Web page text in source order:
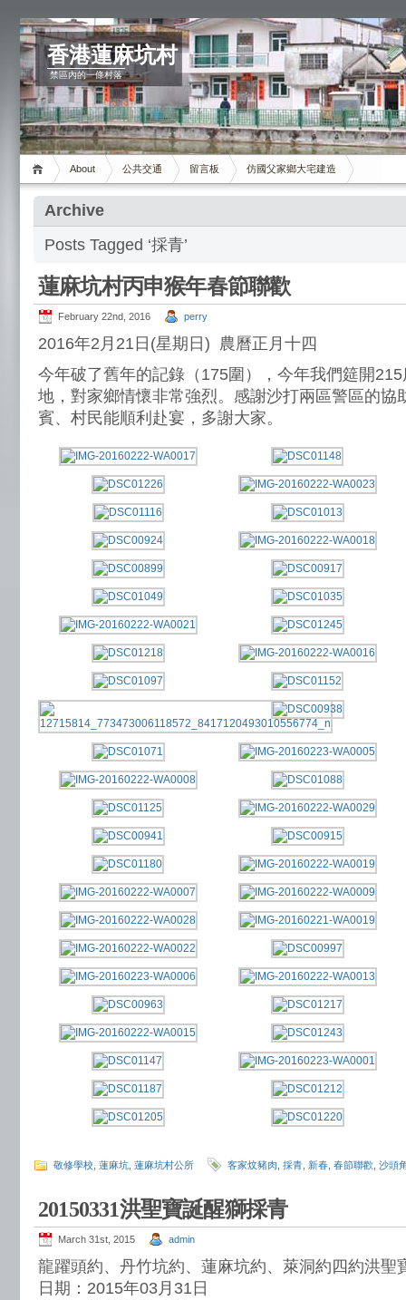
香港蓮麻坑村
禁區內的一條村落
About 公共交通 留言板 仿國父家鄉大宅建造
Archive
Posts Tagged ‘採青’
蓮麻坑村丙申猴年春節聯歡
February 22nd, 2016 perry
2016年2月21日(星期日) 農曆正月十四
今年破了舊年的記錄（175圍），今年我們筵開
地，對家鄉情懷非常強烈。感謝沙打兩區警區的協
賓、村民能順利赴宴，多謝大家。
敬修學校 蓮麻坑 蓮麻坑村公所 客家炆豬肉 採青 新春 春節聯歡 沙頭
20150331洪聖寶誕醒獅採青
March 31st, 2015 admin
龍躍頭約、丹竹坑約、蓮麻坑約、萊洞約四約洪聖
日期：2015年03月31日